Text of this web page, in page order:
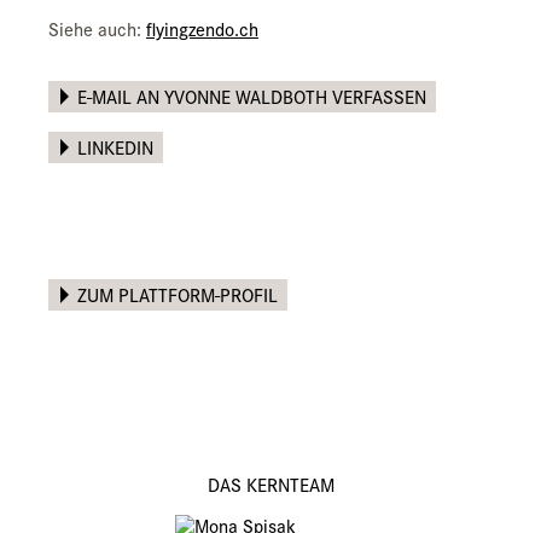
Siehe auch: flyingzendo.ch
E-MAIL AN YVONNE WALDBOTH VERFASSEN
LINKEDIN
ZUM PLATTFORM-PROFIL
DAS KERNTEAM